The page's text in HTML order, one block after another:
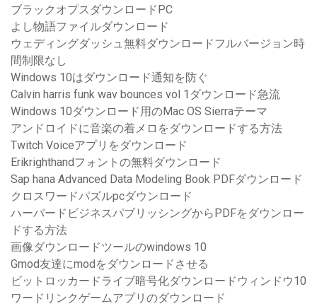
ブラックオプスダウンロードPC
よし物語ファイルダウンロード
ウェディングダッシュ無料ダウンロードフルバージョン時
間制限なし
Windows 10はダウンロード通知を防ぐ
Calvin harris funk wav bounces vol 1ダウンロード急流
Windows 10ダウンロード用のMac OS Sierraテーマ
アンドロイドに音楽の着メロをダウンロードする方法
Twitch Voiceアプリをダウンロード
Erikrighthandフォントの無料ダウンロード
Sap hana Advanced Data Modeling Book PDFダウンロード
クロスワードパズルpcダウンロード
ハーバードビジネスパブリッシングからPDFをダウンロー
ドする方法
画像ダウンロードツールのwindows 10
Gmod友達にmodをダウンロードさせる
ビットロッカードライブ暗号化ダウンロードウィンドウ10
ワードリンクゲームアプリのダウンロード